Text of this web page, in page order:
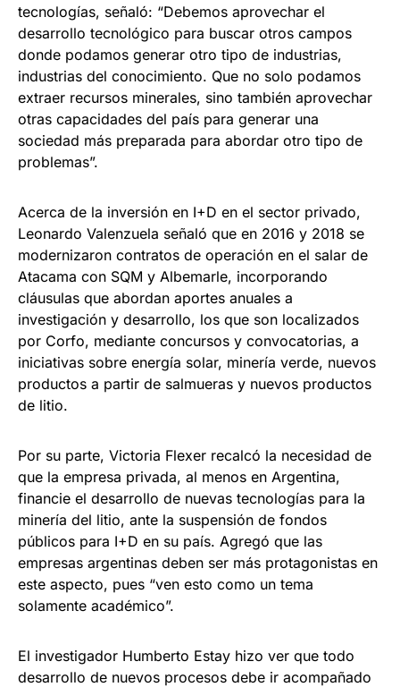
tecnologías, señaló: “Debemos aprovechar el
desarrollo tecnológico para buscar otros campos
donde podamos generar otro tipo de industrias,
industrias del conocimiento. Que no solo podamos
extraer recursos minerales, sino también aprovechar
otras capacidades del país para generar una
sociedad más preparada para abordar otro tipo de
problemas”.
Acerca de la inversión en I+D en el sector privado,
Leonardo Valenzuela señaló que en 2016 y 2018 se
modernizaron contratos de operación en el salar de
Atacama con SQM y Albemarle, incorporando
cláusulas que abordan aportes anuales a
investigación y desarrollo, los que son localizados
por Corfo, mediante concursos y convocatorias, a
iniciativas sobre energía solar, minería verde, nuevos
productos a partir de salmueras y nuevos productos
de litio.
Por su parte, Victoria Flexer recalcó la necesidad de
que la empresa privada, al menos en Argentina,
financie el desarrollo de nuevas tecnologías para la
minería del litio, ante la suspensión de fondos
públicos para I+D en su país. Agregó que las
empresas argentinas deben ser más protagonistas en
este aspecto, pues “ven esto como un tema
solamente académico”.
El investigador Humberto Estay hizo ver que todo
desarrollo de nuevos procesos debe ir acompañado